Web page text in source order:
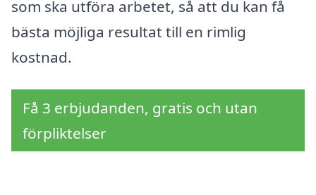
som ska utföra arbetet, så att du kan få
bästa möjliga resultat till en rimlig
kostnad.
Få 3 erbjudanden, gratis och utan
förpliktelser